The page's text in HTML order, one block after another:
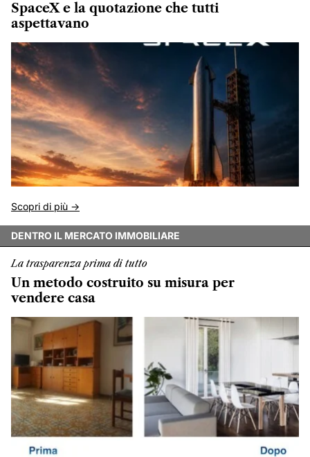
SpaceX e la quotazione che tutti
aspettavano
Scopri di più ->
DENTRO IL MERCATO IMMOBILIARE
La trasparenza prima di tutto
Un metodo costruito su misura per
vendere casa